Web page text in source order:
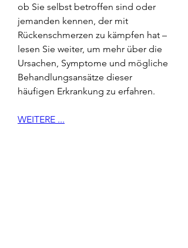
ob Sie selbst betroffen sind oder
jemanden kennen, der mit
Rückenschmerzen zu kämpfen hat –
lesen Sie weiter, um mehr über die
Ursachen, Symptome und mögliche
Behandlungsansätze dieser
häufigen Erkrankung zu erfahren.
WEITERE ...